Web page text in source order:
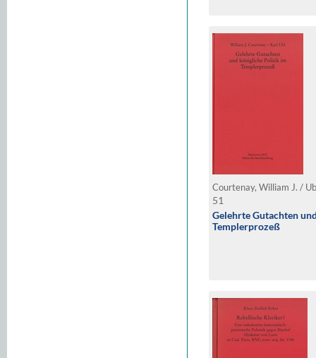
Courtenay, William J. /
51
Gelehrte Gutachten
Templerprozeß